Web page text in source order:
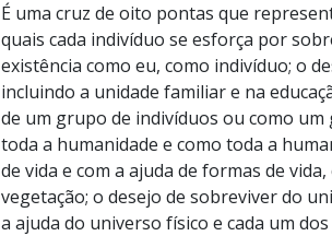
É uma cruz de oito pontas que
quais cada indivíduo se esforça por
existência como eu, como indivíduo; o
incluindo a unidade familiar e na
de um grupo de indivíduos ou como
toda a humanidade e como toda a
de vida e com a ajuda de formas de
vegetação; o desejo de sobreviver do
a ajuda do universo físico e cada um